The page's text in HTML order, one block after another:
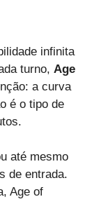
infinita
turno, Age
a curva
é o tipo de
até mesmo
de entrada.
Age of